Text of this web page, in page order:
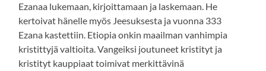
Ezanaa lukemaan, kirjoittamaan ja laskemaan. He
kertoivat hänelle myös Jeesuksesta ja vuonna 333
Ezana kastettiin. Etiopia onkin maailman vanhimpia
kristittyjä valtioita. Vangeiksi joutuneet kristityt ja
kristityt kauppiaat toimivat merkittävinä